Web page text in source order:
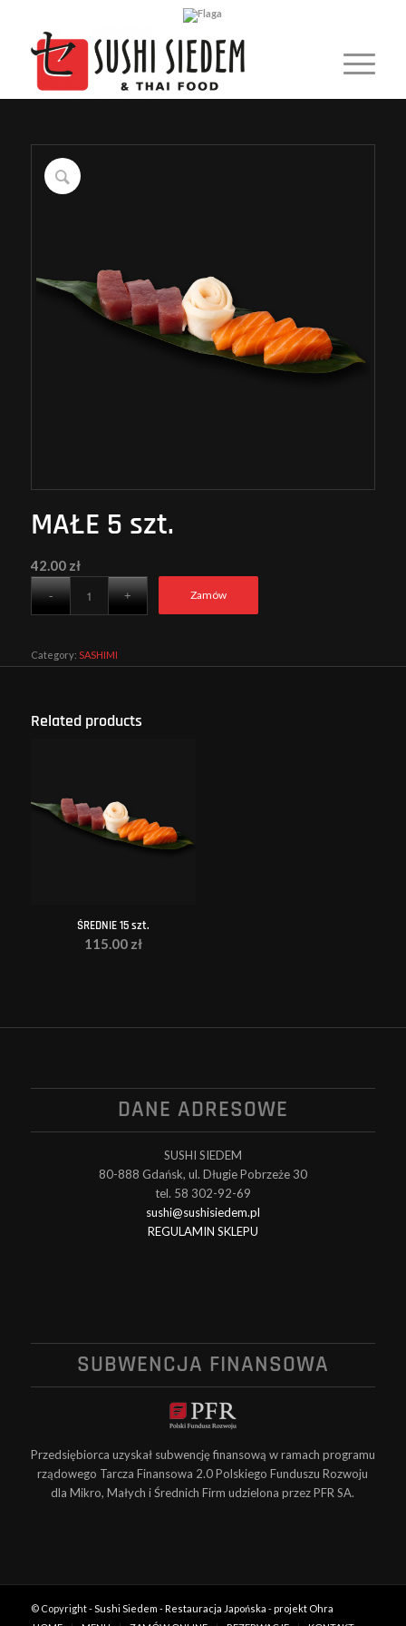
MAŁE 5 szt.
42.00 zł
Zamów
Category: SASHIMI
Related products
ŚREDNIE 15 szt.
115.00 zł
DANE ADRESOWE
SUSHI SIEDEM
80-888 Gdańsk, ul. Długie Pobrzeże 30
tel. 58 302-92-69
sushi@sushisiedem.pl
REGULAMIN SKLEPU
SUBWENCJA FINANSOWA
Przedsiębiorca uzyskał subwencję finansową w ramach programu
rządowego Tarcza Finansowa 2.0 Polskiego Funduszu Rozwoju
dla Mikro, Małych i Średnich Firm udzielona przez PFR SA.
© Copyright -Sushi Siedem - Restauracja Japońska -projekt Ohra